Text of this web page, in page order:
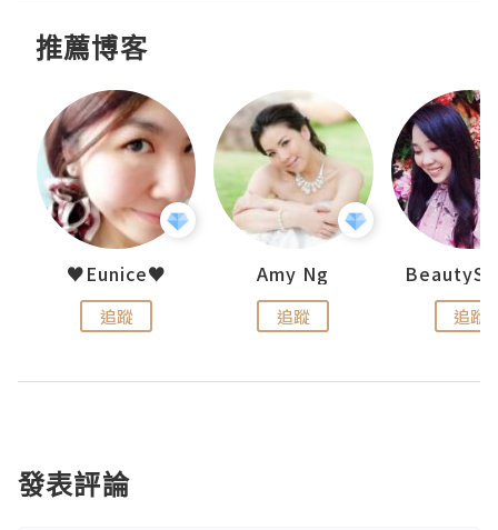
推薦博客
♥Eunice♥
追蹤
Amy Ng
追蹤 追蹤
發表評論